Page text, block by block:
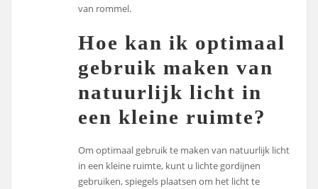
van rommel.
Hoe kan ik optimaal
gebruik maken van
natuurlijk licht in
een kleine ruimte?
Om optimaal gebruik te maken van natuurlijk licht
in een kleine ruimte, kunt u lichte gordijnen
gebruiken, spiegels plaatsen om het licht te